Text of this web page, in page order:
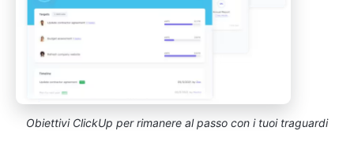
Obiettivi ClickUp per rimanere al passo con i tuoi traguardi